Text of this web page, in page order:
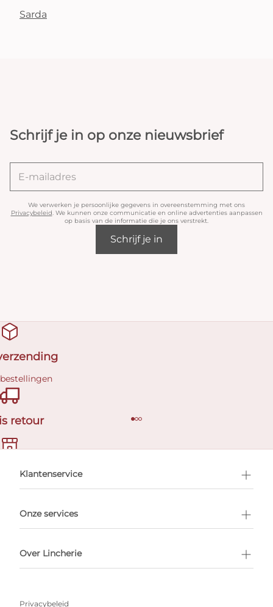
Sarda
Schrijf je in op onze nieuwsbrief
We verwerken je persoonlijke gegevens in overeenstemming met ons
Privacybeleid . We kunnen onze communicatie en online advertenties aanpassen
op basis van de informatie die je ons verstrekt.
Schrijf je in
retour
afspraak
Klantenservice
Onze services
Over Lincherie
Privacybeleid